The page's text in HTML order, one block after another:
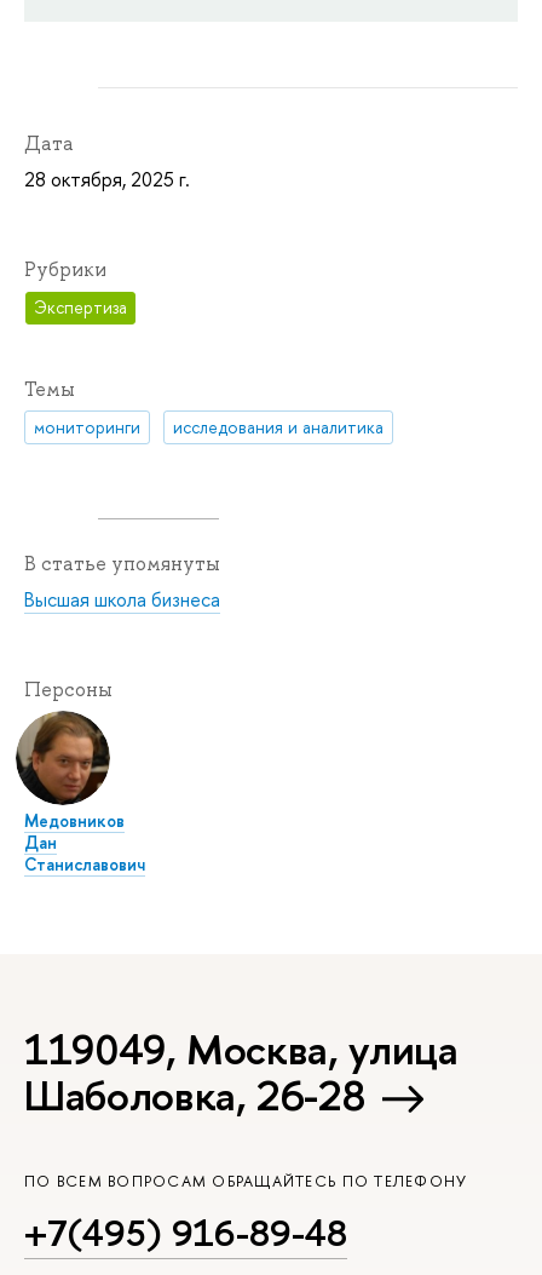
Дата
28 октября, 2025 г.
Рубрики
Экспертиза
Темы
мониторинги исследования и аналитика
В статье упомянуты
Высшая школа бизнеса
Персоны
Медовников
Дан
Станиславович
119049, Москва, улица
Шаболовка, 26-28
ПО ВСЕМ ВОПРОСАМ ОБРАЩАЙТЕСЬ ПО ТЕЛЕФОНУ
+7(495) 916-89-48